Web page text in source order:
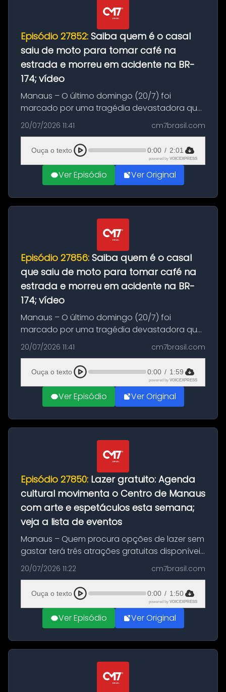
Episódio 27852: Saiba quem é o casal
saiu de moto para tomar café na
estrada e morreu em acidente na BR-
174; vídeo
Manaus – O último domingo (20/7) foi
marcado por uma tragédia devastadora que
resultou na morte precoce de dois jovens na
BR-174, na zona rural de Manaus. Um passeio
com destino a um típico café regio...
20/07/2026 11:41 cm7brasil.com
Ouça o texto 0:00 / 2:01
powered by VOICEXPRESS
Ver Episódio Ver Original
Episódio 27856: Saiba quem é o casal
que saiu de moto para tomar café na
estrada e morreu em acidente na BR-
174; vídeo
Manaus – O último domingo (20/7) foi
marcado por uma tragédia devastadora que
resultou na morte precoce de dois jovens na
BR-174, na zona rural de Manaus. Um passeio
com destino a um típico café regio...
20/07/2026 11:41 cm7brasil.com
Ouça o texto 0:00 / 1:59
powered by VOICEXPRESS
Ver Episódio Ver Original
Episódio 27850: Lazer gratuito: Agenda
cultural movimenta o Centro de Manaus
com arte e espetáculos esta semana;
veja a lista de eventos
Manaus – Quem procura opções de lazer sem
gastar terá três atrações gratuitas disponíveis
entre esta segunda-feira (20) e quinta-feira
(23). A programação inclui uma exposição
dedicada à história das ...
20/07/2026 11:22 cm7brasil.com
Ouça o texto 0:00 / 1:50
powered by VOICEXPRESS
Ver Episódio Ver Original